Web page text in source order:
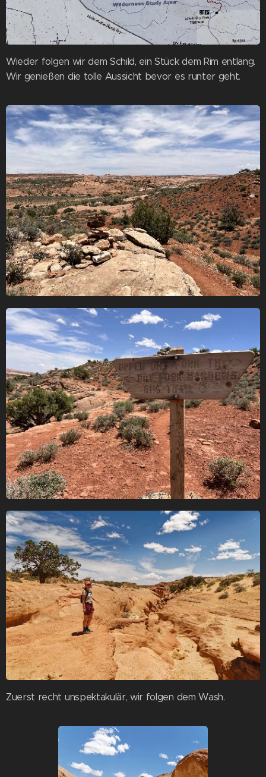
Wieder folgen wir dem Schild, ein Stück dem Rim entlang.
Wir genießen die tolle Aussicht bevor es runter geht.
Zuerst recht unspektakulär, wir folgen dem Wash.